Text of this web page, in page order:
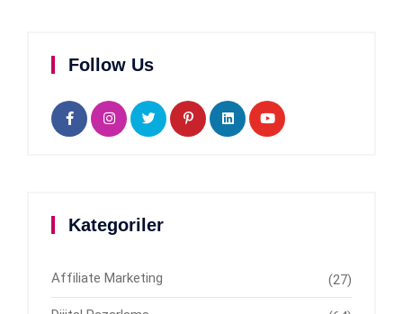
Follow Us
Kategoriler
Affiliate Marketing (27)